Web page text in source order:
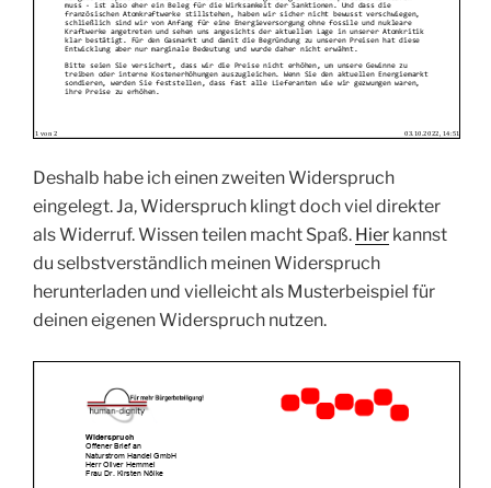
Deshalb habe ich einen zweiten Widerspruch
eingelegt. Ja, Widerspruch klingt doch viel direkter
als Widerruf. Wissen teilen macht Spaß. Hier kannst
du selbstverständlich meinen Widerspruch
herunterladen und vielleicht als Musterbeispiel für
deinen eigenen Widerspruch nutzen.